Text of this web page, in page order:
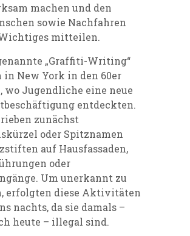
machen und den
sowie Nachfahren
mitteilen.
„Graffiti-Writing“
in New York in den 60er
wo Jugendliche eine neue
entdeckten.
zunächst
oder Spitznamen
auf Hausfassaden,
oder
Um unerkannt zu
erfolgten diese Aktivitäten
nachts, da sie damals –
heute – illegal sind.